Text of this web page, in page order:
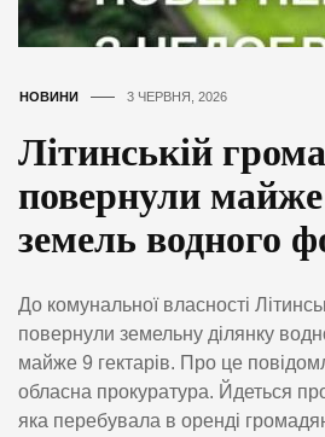
НОВИНИ 3 ЧЕРВНЯ, 2026
Літинській
повернули майже
земель водного
До комунальної власності
повернули земельну ділянку
майже 9 гектарів. Про це
обласна прокуратура. Йдеться
яка перебувала в оренді